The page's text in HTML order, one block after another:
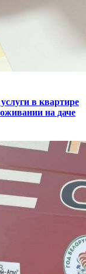
в квартире
на даче